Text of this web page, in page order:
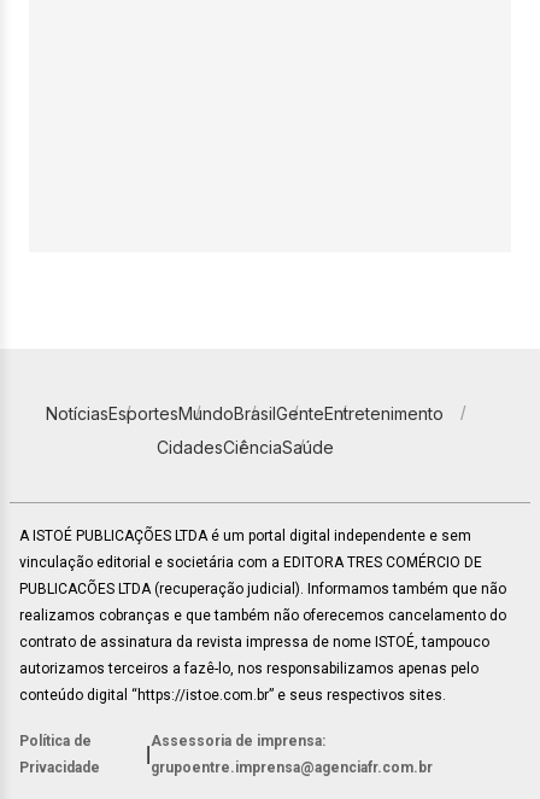
NotíciasEsportesMundoBrasilGenteEntretenimento
CidadesCiênciaSaúde
A ISTOÉ PUBLICAÇÕES LTDA é um portal digital independente e sem
vinculação editorial e societária com a EDITORA TRES COMÉRCIO DE
PUBLICACÕES LTDA (recuperação judicial). Informamos também que não
realizamos cobranças e que também não oferecemos cancelamento do
contrato de assinatura da revista impressa de nome ISTOÉ, tampouco
autorizamos terceiros a fazê-lo, nos responsabilizamos apenas pelo
conteúdo digital “https://istoe.com.br” e seus respectivos sites.
Política de
Privacidade
Assessoria de imprensa:
grupoentre.imprensa@agenciafr.com.br